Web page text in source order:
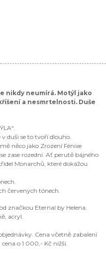
nikdy neumírá. Motýl jako
a nesmrtelnosti. Duše
duši se to tvoří dlouho.
něco jako Zrození Fénixe
zase rozední. Ať perutě bájného
Monarchů, které dokážou
červených tónech.
značkou Eternal by Helena.
acryl.
Cena včetně zabalení
o 1 000,- Kč nižší.